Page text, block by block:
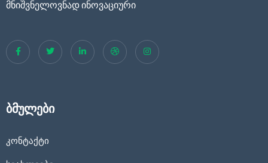
მნიშვნელოვნად ინოვაციური
ბმულები
კონტაქტი